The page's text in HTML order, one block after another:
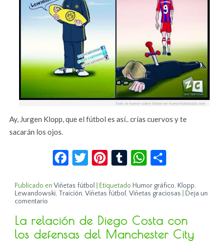
Ay, Jurgen Klopp, que el fútbol es así.. crías cuervos y te
sacarán los ojos.
Facebook
Twitter
Pinterest
TumblrWhatsApp
Publicado en Viñetas fútbol Etiquetado Humor gráfico, Klopp,
Lewandowski, Traición,Viñetas fútbol,Viñetas graciosas
Deja un
comentario
La relación de Diego Costa con
los defensas del Manchester City